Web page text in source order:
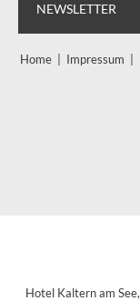
NEWSLETTER
Home| Impressum
Hotel Kaltern am See,